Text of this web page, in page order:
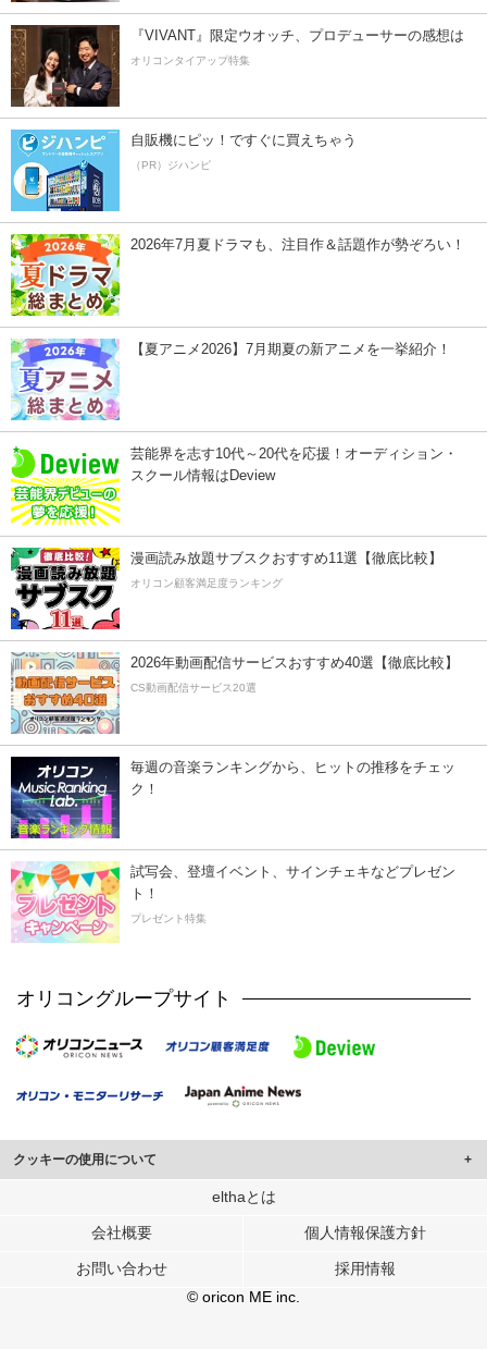
『VIVANT』限定ウオッチ、プロデューサーの感想は
オリコンタイアップ特集
自販機にピッ！ですぐに買えちゃう
（PR）ジハンピ
2026年7月夏ドラマも、注目作＆話題作が勢ぞろい！
【夏アニメ2026】7月期夏の新アニメを一挙紹介！
芸能界を志す10代～20代を応援！オーディション・
スクール情報はDeview
漫画読み放題サブスクおすすめ11選【徹底比較】
オリコン顧客満足度ランキング
2026年動画配信サービスおすすめ40選【徹底比較】
CS動画配信サービス20選
毎週の音楽ランキングから、ヒットの推移をチェッ
ク！
試写会、登壇イベント、サインチェキなどプレゼン
ト！
プレゼント特集
オリコングループサイト
クッキーの使用について
このサイトでは Cookie を使用して、ユーザーに合わせたコンテンツや広告の
行っています。
メディアや広告配信、データ解析の各パートナーに提供しています。
各パートナーは、この情報とユーザーが各パートナーに提供した他の情報や、
ユーザーが各パートナーのサービスを使用したときに収集した他の情報を組み
elthaとは
会社概要 個人情報保護方針
お問い合わせ
採用情報
© oricon ME inc.